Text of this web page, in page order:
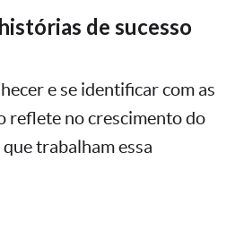
de sucesso
e se identificar com as
reflete no crescimento do
trabalham essa